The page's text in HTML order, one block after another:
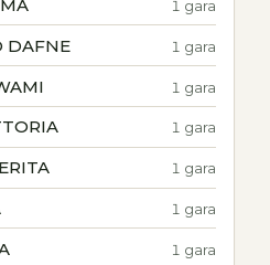
1 gara
DAFNE 1 gara
1 gara
1 gara
1 gara
1 gara
1 gara